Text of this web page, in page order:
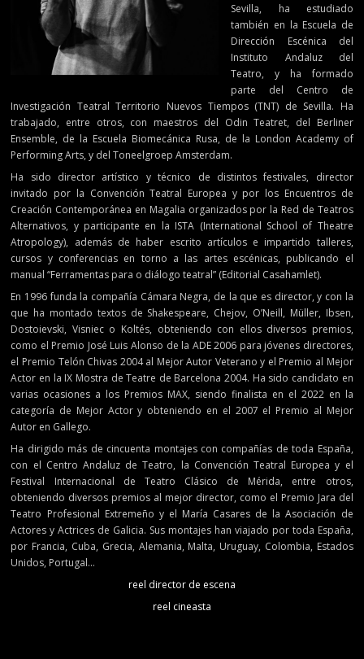
Sevilla, ha estudiado
también en la Escuela de
Dirección Escénica del
Instituto Andaluz del
Teatro, y ha formado
parte del Centro de
Investigación Teatral Territorio Nuevos Tiempos (TNT) de Sevilla. Ha
trabajado, entre otros, con maestros del Odin Teatret, del Berliner
Ensemble, de la Escuela Biomecánica Rusa, de la London Academy of
Performing Arts, y del Toneelgroep Amsterdam.
Ha sido director artístico y técnico de distintos festivales, director
invitado por la Convención Teatral Europea y por los Encuentros de
Creación Contemporánea en Magalia organizados por la Red de Teatros
Alternativos, y participante en la ISTA (International School of Theatre
Atropology), además de haber escrito artículos e impartido talleres,
cursos y conferencias en torno a las artes escénicas, publicando el
manual “Ferramentas para o diálogo teatral” (Editorial Casahamlet).
En 1996 funda la compañía Cámara Negra, de la que es director, y con la
que ha montado textos de Shakespeare, Chejov, O’Neill, Müller, Ibsen,
Dostoievski, Visniec o Koltés, obteniendo con ellos diversos premios,
como el Premio José Luis Alonso de la ADE 2006 para jóvenes directores,
el Premio Telón Chivas 2004 al Mejor Autor Veterano y el Premio al Mejor
Actor en la IX Mostra de Teatre de Barcelona 2004. Ha sido candidato en
varias ocasiones a los Premios MAX, siendo finalista en el 2022 en la
categoría de Mejor Actor y obteniendo en el 2007 el Premio al Mejor
Autor en Gallego.
Ha dirigido más de cincuenta montajes con compañías de toda España,
con el Centro Andaluz de Teatro, la Convención Teatral Europea y el
Festival Internacional de Teatro Clásico de Mérida, entre otros,
obteniendo diversos premios al mejor director, como el Premio Jara del
Teatro Profesional Extremeño y el María Casares de la Asociación de
Actores y Actrices de Galicia. Sus montajes han viajado por toda España,
por Francia, Cuba, Grecia, Alemania, Malta, Uruguay, Colombia, Estados
Unidos, Portugal…
reel director de escena
reel cineasta